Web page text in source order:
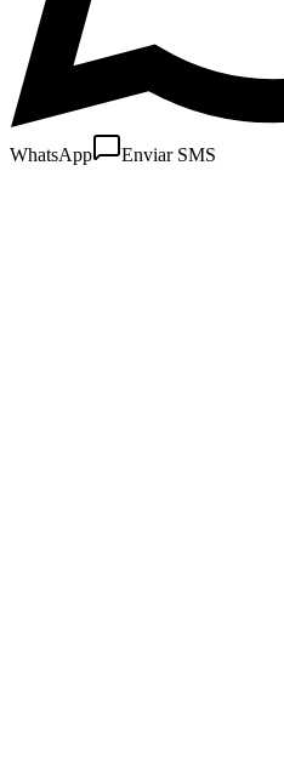
WhatsApp Enviar SMS